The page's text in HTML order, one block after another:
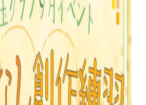
AAA+ 図形の極
数の極
AAA+ 中学生の 図形の極
AAA+ 中学生の 代数の極
AAA+ 数学の悟
式
戦
探す